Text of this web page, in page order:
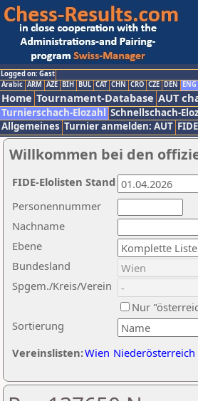
Logged on: Gast
Arabic ARM AZE BIH BUL CAT CHN CRO CZE DEN ENG
Home Tournament-Database AUT
Turnierschach-Elozahl Schnellschach-
Allgemeines Turnier anmelden: AUT FIDE
Willkommen bei den
Nachname
Ebene
Sortierung
Personennummer
Bundesland
Spgem./Kreis/Verein
Nur
Vereinslisten:Wien Niederösterreich
FIDE-Elolisten Stand